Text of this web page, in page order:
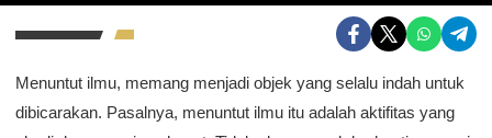
Menuntut ilmu, memang menjadi objek yang selalu indah untuk
dibicarakan. Pasalnya, menuntut ilmu itu adalah aktifitas yang